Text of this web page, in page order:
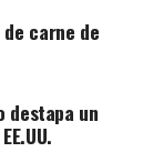
carne de
destapa un